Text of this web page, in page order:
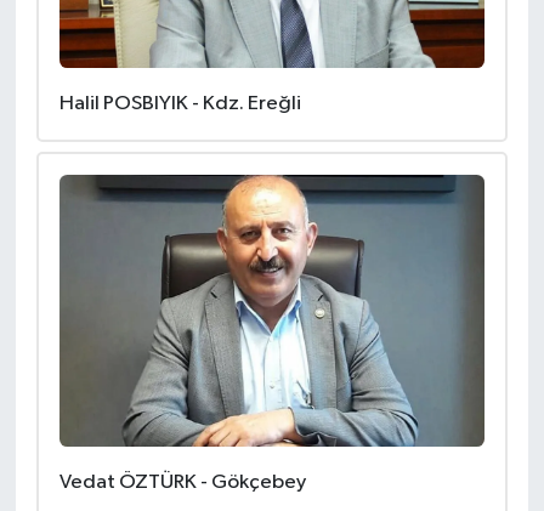
Halil POSBIYIK - Kdz. Ereğli
Vedat ÖZTÜRK - Gökçebey